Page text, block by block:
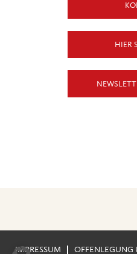
HIER
IMPRESSUM
OFFENLEGUNG